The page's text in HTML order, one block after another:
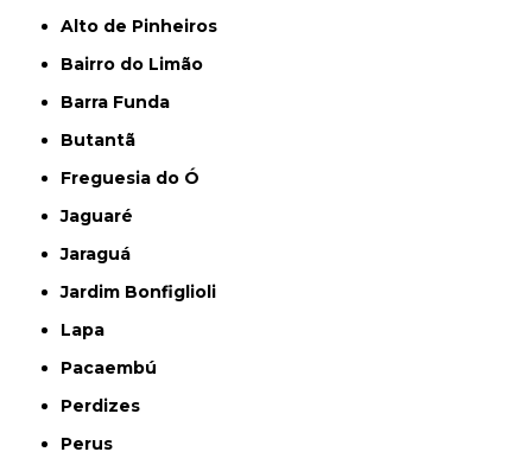
Alto de Pinheiros
Bairro do Limão
Barra Funda
Butantã
Freguesia do Ó
Jaguaré
Jaraguá
Jardim Bonfiglioli
Lapa
Pacaembú
Perdizes
Perus